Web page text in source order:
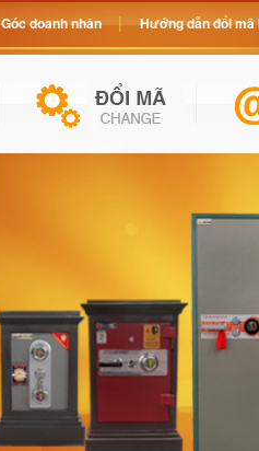
Góc doanh nhân Hướng dẫn đổi mã